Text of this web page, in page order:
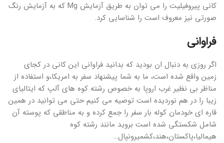
کانی پیروفیلیت را می توان به طریق آزمایش Mg که به آزمایش رنگ
صورتی نیز معروف است را شناسایی کرد.
فراوانی
اگر روزی به دنبال ان بودید که بدانید فراوانی این کانی در کجای
زمین واقع شده است، ما به شما پیشنهاد سفر به امریکا،و استفاده از
مناظر بی نظیر غرب اروپا به خصوص رشته کوه های آلپ که ایتالیای
زیبا را در هم نوردیده است توصیه می کنیم حتی می توانید در همین
قاره ای خودمان کوله بار سفر را جمع کرده و به مناطقی که پوسته آن
شامل شکستگی شده است بروید مانند رشته کوه
هیمالیا،پاکستان،هند،کشمیرونپال…